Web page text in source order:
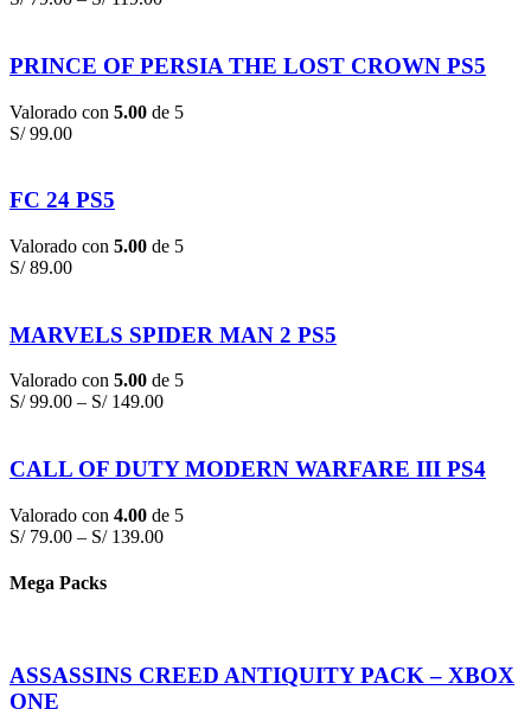
PRINCE OF PERSIA THE LOST CROWN PS5
Valorado con 5.00 de 5
S/99.00
FC 24 PS5
Valorado con 5.00 de 5
S/89.00
MARVELS SPIDER MAN 2 PS5
Valorado con 5.00 de 5
S/99.00 – S/149.00
CALL OF DUTY MODERN WARFARE III PS4
Valorado con 4.00 de 5
S/79.00 – S/139.00
Mega Packs
ASSASSINS CREED ANTIQUITY PACK – XBOX
ONE